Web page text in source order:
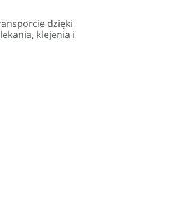
dzięki
klejenia i